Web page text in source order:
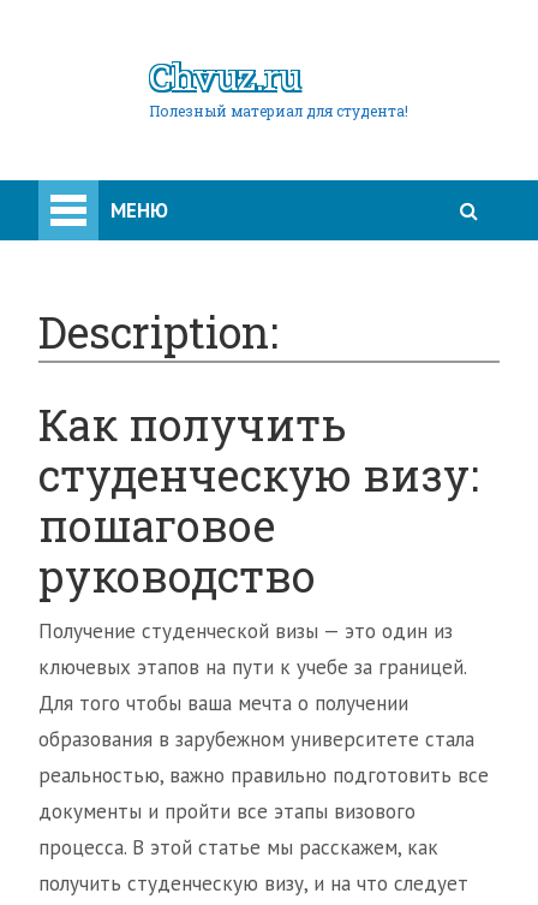
Chvuz.ru
Полезный материал для студента!
МЕНЮ
Description:
Как получить
студенческую визу:
пошаговое
руководство
Получение студенческой визы — это один из
ключевых этапов на пути к учебе за границей.
Для того чтобы ваша мечта о получении
образования в зарубежном университете стала
реальностью, важно правильно подготовить все
документы и пройти все этапы визового
процесса. В этой статье мы расскажем, как
получить студенческую визу, и на что следует